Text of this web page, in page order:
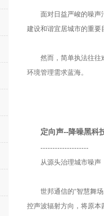
面对日益严峻的噪声污
建设和谐宜居城市的重
然而，简单执法往往难
环境管理需求蓝海。
定向声--降噪黑科
--------------------
从源头治理城市噪声
世邦通信的“智慧舞场
控声波辐射方向，将原